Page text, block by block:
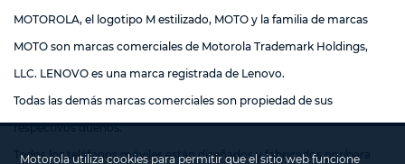
Motorola utiliza cookies para permitir que el sitio web funcione
MOTOROLA, el logotipo M estilizado, MOTO y la familia de marcas
MOTO son marcas comerciales de Motorola Trademark Holdings,
LLC. LENOVO es una marca registrada de Lenovo.
Todas las demás marcas comerciales son propiedad de sus
Todos los teléfonos móviles están diseñados y fabricados por/para